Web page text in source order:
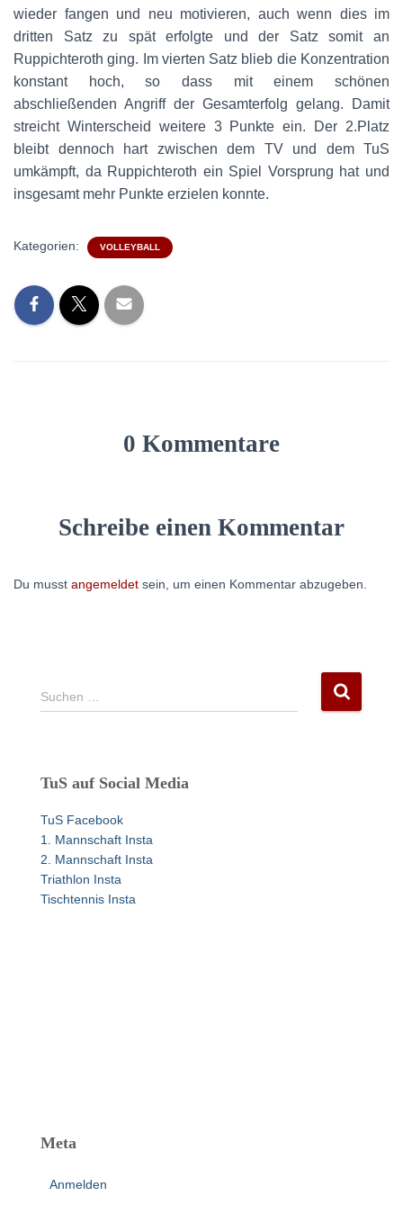
wieder fangen und neu motivieren, auch wenn dies im
dritten Satz zu spät erfolgte und der Satz somit an
Ruppichteroth ging. Im vierten Satz blieb die Konzentration
konstant hoch, so dass mit einem schönen
abschließenden Angriff der Gesamterfolg gelang. Damit
streicht Winterscheid weitere 3 Punkte ein. Der 2.Platz
bleibt dennoch hart zwischen dem TV und dem TuS
umkämpft, da Ruppichteroth ein Spiel Vorsprung hat und
insgesamt mehr Punkte erzielen konnte.
Kategorien: VOLLEYBALL
0 Kommentare
Schreibe einen Kommentar
Du musst angemeldet sein, um einen Kommentar abzugeben.
S
u
n
a
c
h
:
Suchen …
TuS auf Social Media
TuS Facebook
1. Mannschaft Insta
2. Mannschaft Insta
Triathlon Insta
Tischtennis Insta
Meta
Anmelden